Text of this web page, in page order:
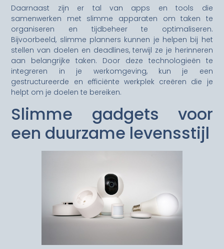
Daarnaast zijn er tal van apps en tools die
samenwerken met slimme apparaten om taken te
organiseren en tijdbeheer te optimaliseren.
Bijvoorbeeld, slimme planners kunnen je helpen bij het
stellen van doelen en deadlines, terwijl ze je herinneren
aan belangrijke taken. Door deze technologieën te
integreren in je werkomgeving, kun je een
gestructureerde en efficiënte werkplek creëren die je
helpt om je doelen te bereiken.
Slimme gadgets voor
een duurzame levensstijl